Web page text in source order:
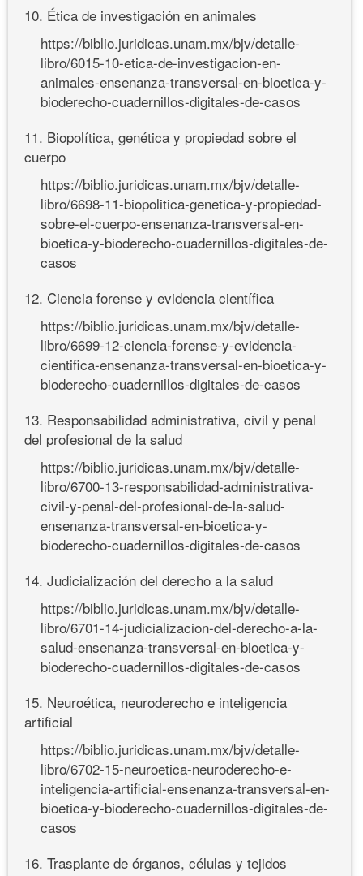
10. Ética de investigación en animales
https://biblio.juridicas.unam.mx/bjv/detalle-
libro/6015-10-etica-de-investigacion-en-
animales-ensenanza-transversal-en-bioetica-y-
bioderecho-cuadernillos-digitales-de-casos
11. Biopolítica, genética y propiedad sobre el
cuerpo
https://biblio.juridicas.unam.mx/bjv/detalle-
libro/6698-11-biopolitica-genetica-y-propiedad-
sobre-el-cuerpo-ensenanza-transversal-en-
bioetica-y-bioderecho-cuadernillos-digitales-de-
casos
12. Ciencia forense y evidencia científica
https://biblio.juridicas.unam.mx/bjv/detalle-
libro/6699-12-ciencia-forense-y-evidencia-
cientifica-ensenanza-transversal-en-bioetica-y-
bioderecho-cuadernillos-digitales-de-casos
13. Responsabilidad administrativa, civil y penal
del profesional de la salud
https://biblio.juridicas.unam.mx/bjv/detalle-
libro/6700-13-responsabilidad-administrativa-
civil-y-penal-del-profesional-de-la-salud-
ensenanza-transversal-en-bioetica-y-
bioderecho-cuadernillos-digitales-de-casos
14. Judicialización del derecho a la salud
https://biblio.juridicas.unam.mx/bjv/detalle-
libro/6701-14-judicializacion-del-derecho-a-la-
salud-ensenanza-transversal-en-bioetica-y-
bioderecho-cuadernillos-digitales-de-casos
15. Neuroética, neuroderecho e inteligencia
artificial
https://biblio.juridicas.unam.mx/bjv/detalle-
libro/6702-15-neuroetica-neuroderecho-e-
inteligencia-artificial-ensenanza-transversal-en-
bioetica-y-bioderecho-cuadernillos-digitales-de-
casos
16. Trasplante de órganos, células y tejidos